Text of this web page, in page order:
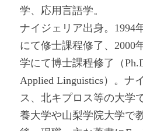
学、応用言語学。
ナイジェリア出身。1994
にて修士課程修了、2000
学にて博士課程修了（
Applied Linguistics）。ナ
ス、北キプロス等の大学
養大学や山梨学院大学で